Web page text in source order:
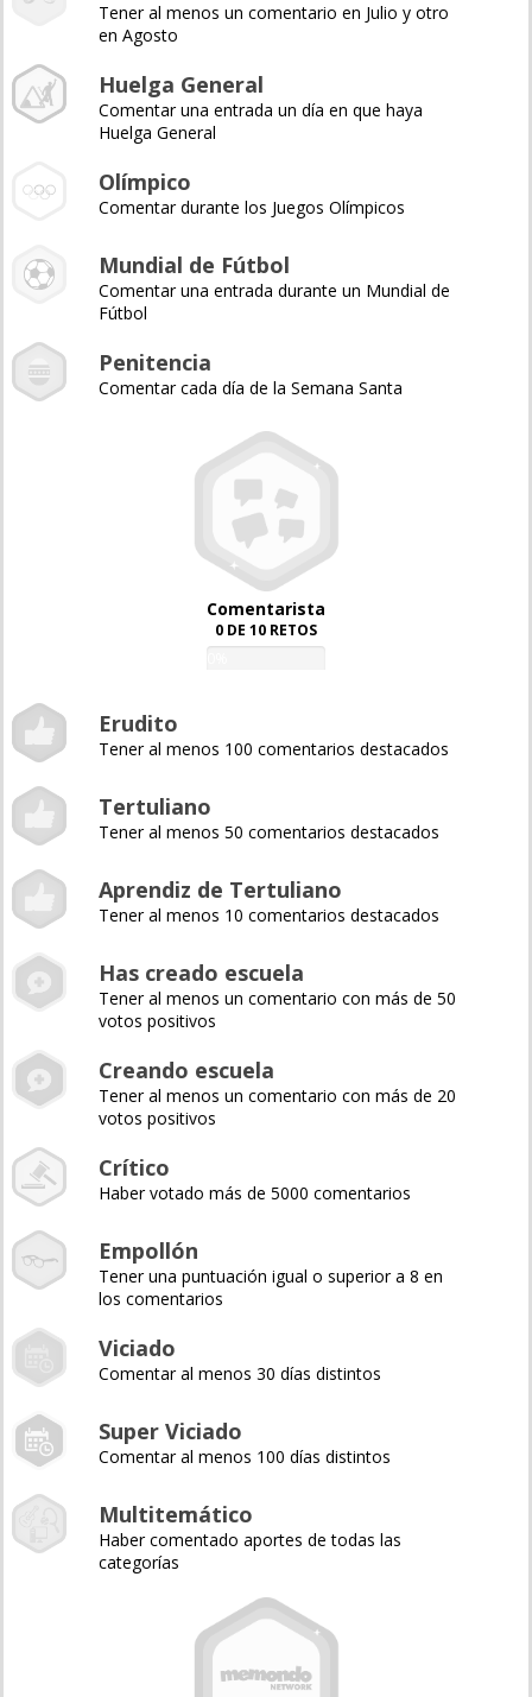
Tener al menos un comentario en Julio y otro
en Agosto
Huelga General
Comentar una entrada un día en que haya
Huelga General
Olímpico
Comentar durante los Juegos Olímpicos
Mundial de Fútbol
Comentar una entrada durante un Mundial de
Fútbol
Penitencia
Comentar cada día de la Semana Santa
Comentarista
0 DE 10 RETOS
Erudito
Tener al menos 100 comentarios destacados
Tertuliano
Tener al menos 50 comentarios destacados
Aprendiz de Tertuliano
Tener al menos 10 comentarios destacados
Has creado escuela
Tener al menos un comentario con más de 50
votos positivos
Creando escuela
Tener al menos un comentario con más de 20
votos positivos
Crítico
Haber votado más de 5000 comentarios
Empollón
Tener una puntuación igual o superior a 8 en
los comentarios
Viciado
Comentar al menos 30 días distintos
Super Viciado
Comentar al menos 100 días distintos
Multitemático
Haber comentado aportes de todas las
categorías